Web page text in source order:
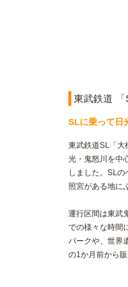
東武鉄道
SLに乗って日
東武鉄道SL「大
光・鬼怒川を中
しました。SL
照宮がある地に
運行区間は東武
での様々な時間
パークや、世界
の1か月前から販